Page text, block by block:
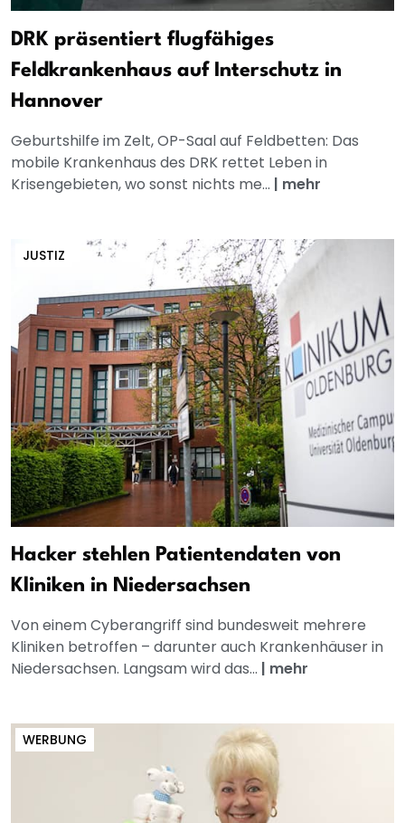
DRK präsentiert flugfähiges
Feldkrankenhaus auf Interschutz in
Hannover
Geburtshilfe im Zelt, OP-Saal auf Feldbetten: Das
mobile Krankenhaus des DRK rettet Leben in
Krisengebieten, wo sonst nichts me... | mehr
JUSTIZ
Hacker stehlen Patientendaten von
Kliniken in Niedersachsen
Von einem Cyberangriff sind bundesweit mehrere
Kliniken betroffen – darunter auch Krankenhäuser in
Niedersachsen. Langsam wird das... | mehr
WERBUNG